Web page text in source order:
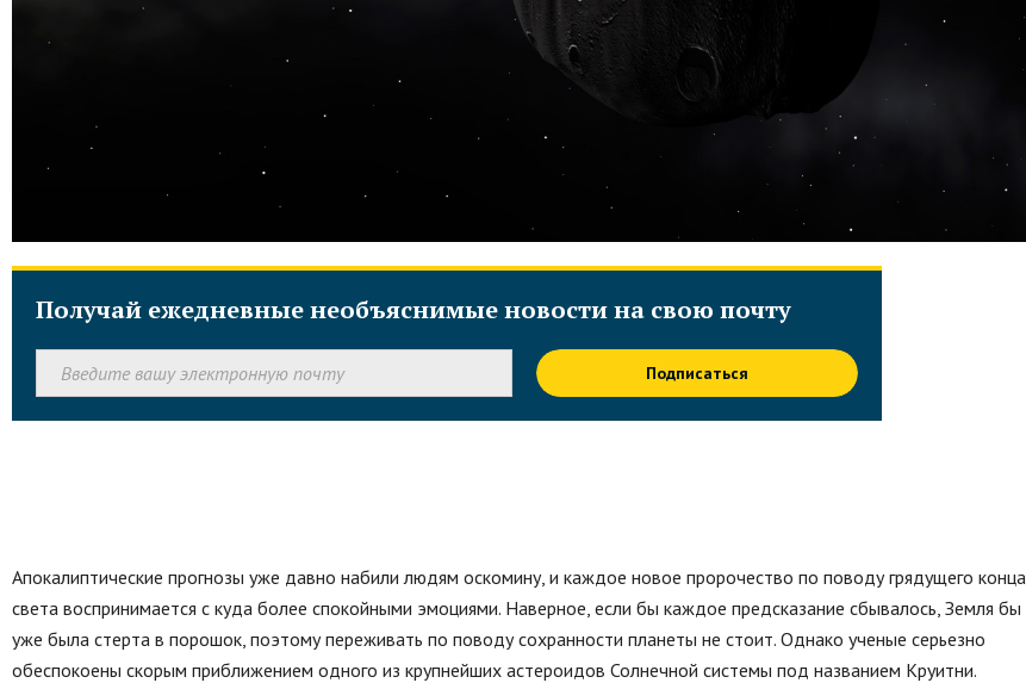
Получай ежедневные необъяснимые новости на свою почту
Подписаться
Апокалиптические прогнозы уже давно набили людям оскомину, и каждое новое пророчество по поводу грядущего конца
света воспринимается с куда более спокойными эмоциями. Наверное, если бы каждое предсказание сбывалось, Земля бы
уже была стерта в порошок, поэтому переживать по поводу сохранности планеты не стоит. Однако ученые серьезно
обеспокоены скорым приближением одного из крупнейших астероидов Солнечной системы под названием Круитни.